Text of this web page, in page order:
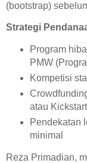
(bootstrap)
Strategi
Program
PMW
Kompetisi
atau
Pendekatan
minimal
Reza Primadian,